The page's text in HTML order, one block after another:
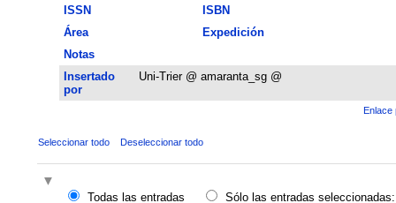
ISSN
ISBN
Área
Expedición
Notas
Insertado
por
Uni-Trier @ amaranta_sg @
Enlace
Seleccionar todo Deseleccionar todo
Todas las entradas
Sólo las entradas seleccionadas: